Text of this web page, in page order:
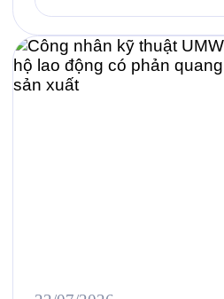
hiện cho Jama 6. Câu hỏi